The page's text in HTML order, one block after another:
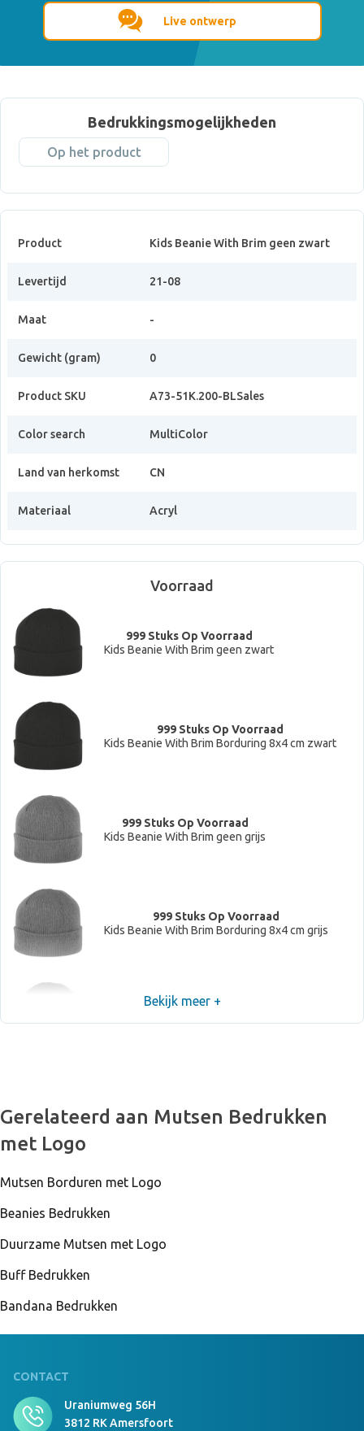
Live ontwerp
Bedrukkingsmogelijkheden
Op het product
Product Kids Beanie With Brim geen zwart
Levertijd 21-08
Maat -
Gewicht (gram) 0
Product SKU A73-51K.200-BLSales
Color search MultiColor
Land van herkomst CN
Materiaal Acryl
Voorraad
999 Stuks Op Voorraad
Kids Beanie With Brim geen zwart
999 Stuks Op Voorraad
Kids Beanie With Brim Borduring 8x4 cm zwart
999 Stuks Op Voorraad
Kids Beanie With Brim geen grijs
999 Stuks Op Voorraad
Kids Beanie With Brim Borduring 8x4 cm grijs
999 Stuks Op Voorraad
Kids Beanie With Brim geen donkergrijs
Kids Beanie With Brim Borduring 8x4 cm
donkergrijs
Kids Beanie With Brim geen navy
Kids Beanie With Brim Borduring 8x4 cm navy
Bekijk meer +
Gerelateerd aan Mutsen Bedrukken
met Logo
Mutsen Borduren met Logo
Beanies Bedrukken
Duurzame Mutsen met Logo
Buff Bedrukken
Bandana Bedrukken
CONTACT
Uraniumweg 56H
3812 RK Amersfoort